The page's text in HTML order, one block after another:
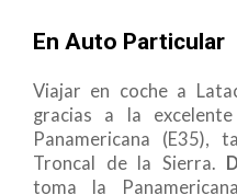
En Auto Particular
Viajar en coche a
gracias a la
Panamericana (E35),
Troncal de la Sierra.
toma la